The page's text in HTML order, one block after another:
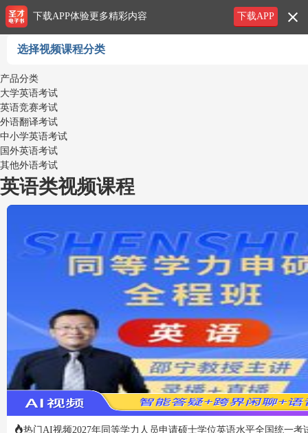
选择视频课程分类
产品分类
大学英语考试
英语竞赛考试
外语翻译考试
中小学英语考试
国外英语考试
其他外语考试
英语类视频课程
热门AI视频2027年同等学力人员申请硕士学位英语水平全国统一考
下载APP
下载APP体验更多精彩内容